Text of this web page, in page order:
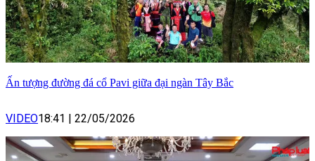
Ấn tượng đường đá cổ Pavi giữa đại ngàn Tây Bắc
VIDEO18:41 | 22/05/2026